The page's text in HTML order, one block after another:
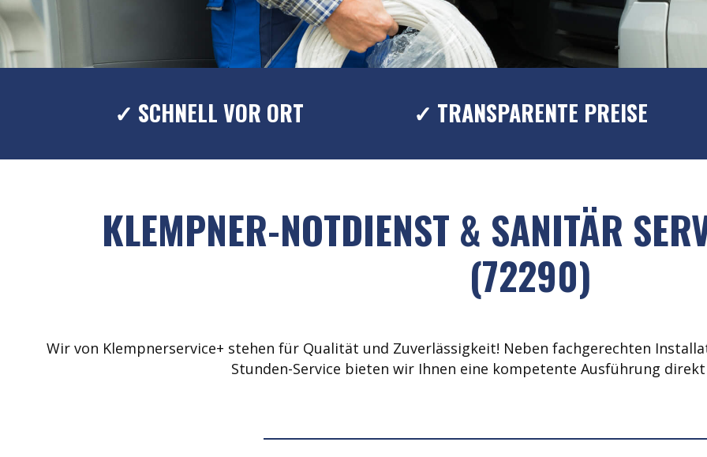
✓ SCHNELL VOR ORT ✓ TRANSPARENTE PREISE
KLEMPNER-NOTDIENST & SANITÄR
(72290)
Wir von Klempnerservice+ stehen für Qualität und Zuverlässigkeit! Neben fachgerechten
Stunden-Service bieten wir Ihnen eine kompetente Ausführung